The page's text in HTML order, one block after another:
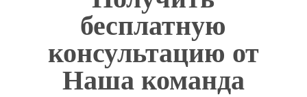
бесплатную
консультацию от
Наша команда